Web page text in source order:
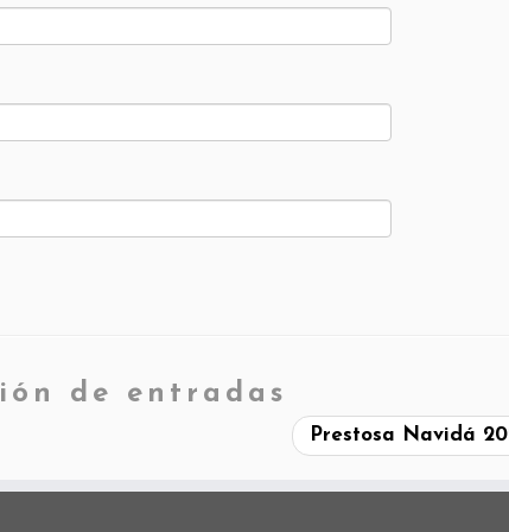
de entradas
Prestosa Navidá